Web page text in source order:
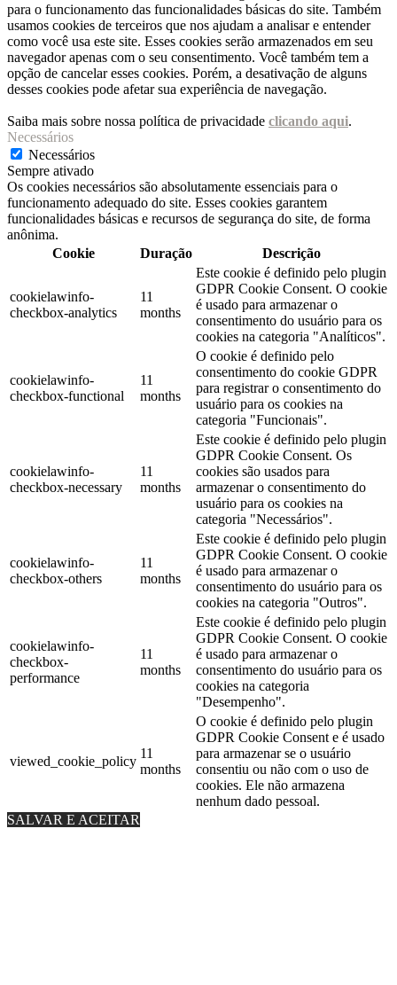
para o funcionamento das funcionalidades básicas do site. Também
usamos cookies de terceiros que nos ajudam a analisar e entender
como você usa este site. Esses cookies serão armazenados em seu
navegador apenas com o seu consentimento. Você também tem a
opção de cancelar esses cookies. Porém, a desativação de alguns
desses cookies pode afetar sua experiência de navegação.
Saiba mais sobre nossa política de privacidade clicando aqui.
Necessários
Necessários
Sempre ativado
Os cookies necessários são absolutamente essenciais para o
funcionamento adequado do site. Esses cookies garantem
funcionalidades básicas e recursos de segurança do site, de forma
anônima.
Cookie
Duração Descrição
cookielawinfo-
checkbox-analytics
11
months
Este cookie é definido pelo plugin
GDPR Cookie Consent. O cookie
é usado para armazenar o
consentimento do usuário para os
cookies na categoria "Analíticos".
cookielawinfo-
checkbox-functional
11
months
O cookie é definido pelo
consentimento do cookie GDPR
para registrar o consentimento do
usuário para os cookies na
categoria "Funcionais".
cookielawinfo-
checkbox-necessary
11
months
Este cookie é definido pelo plugin
GDPR Cookie Consent. Os
cookies são usados ​​para
armazenar o consentimento do
usuário para os cookies na
categoria "Necessários".
cookielawinfo-
checkbox-others
11
months
Este cookie é definido pelo plugin
GDPR Cookie Consent. O cookie
é usado para armazenar o
consentimento do usuário para os
cookies na categoria "Outros".
cookielawinfo-
checkbox-
performance
11
months
Este cookie é definido pelo plugin
GDPR Cookie Consent. O cookie
é usado para armazenar o
consentimento do usuário para os
cookies na categoria
"Desempenho".
viewed_cookie_policy
11
months
O cookie é definido pelo plugin
GDPR Cookie Consent e é usado
para armazenar se o usuário
consentiu ou não com o uso de
cookies. Ele não armazena
nenhum dado pessoal.
SALVAR E ACEITAR